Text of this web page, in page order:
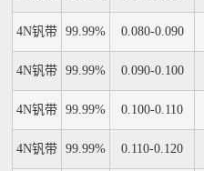
4N钒带 99.99% 0.080-0.090
4N钒带 99.99% 0.090-0.100
4N钒带 99.99% 0.100-0.110
4N钒带 99.99% 0.110-0.120